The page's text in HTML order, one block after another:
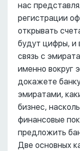
нас
регистрации
открывать
будут цифры, и
связь с
именно вокруг
докажете
эмиратами,
бизнес,
финансовые
предложить
Две основных